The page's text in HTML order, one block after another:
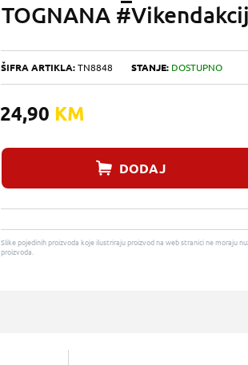
TOGNANA
ŠIFRA ARTIKLA: TN8848 STANJE: DOSTUPNO
24,90 KM
DODAJ
Slike pojedinih proizvoda koje ilustriraju proizvod na web stranici ne moraju
proizvoda.